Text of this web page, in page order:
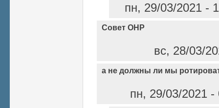
пн, 29/03/2021 -
Совет ОНР
вс, 28/03/
а не должны ли мы
пн, 29/03/2021